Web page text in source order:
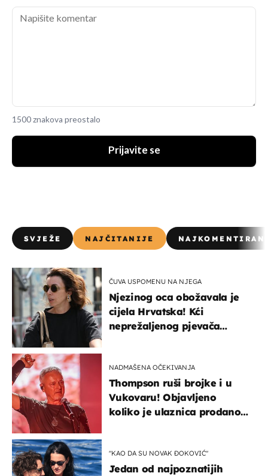
1500 znakova preostalo
Prijavite se
SVJEŽE NAJČITANIJE
ČUVA USPOMENU NA NJEGA
Njezinog oca obožavala je
cijela Hrvatska! Kći
neprežaljenog pjevača
NADMAŠENA OČEKIVANJA
Thompson ruši brojke i u
Vukovaru! Objavljeno
koliko je ulaznica prodano
"KAO DA SU NOVAK ĐOKOVIĆ"
Jedan od najpoznatijih